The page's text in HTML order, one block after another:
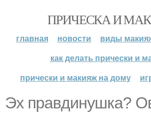
ПРИЧЕСКА И
главная новости
виды
как делать прически и
прически и макияж на дому
Эх правдинушка?